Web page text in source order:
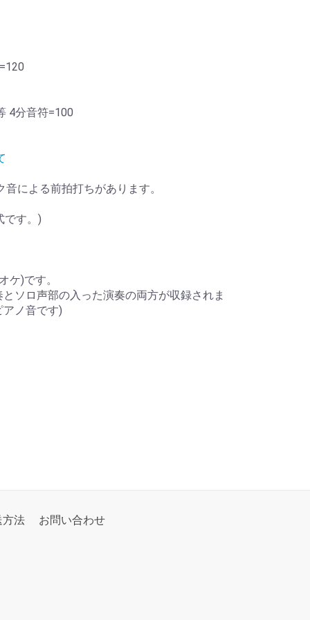
4分音符=100
による前拍打ちがあります。
です。)
ケ)です。
ソロ声部の入った演奏の両方が収録されま
ノ音です)
方法 お問い合わせ